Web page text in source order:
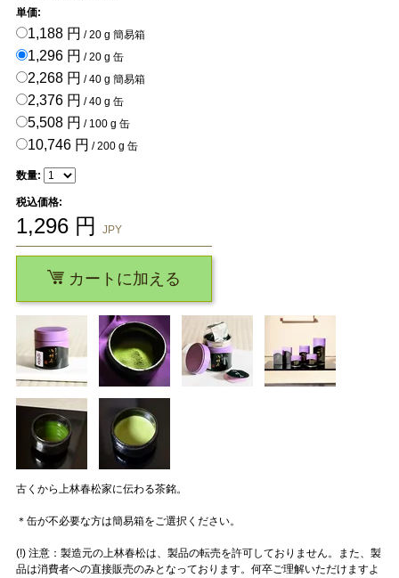
古くから上林春松家に伝わる茶銘。
＊缶が不必要な方は簡易箱をご選択ください。
(!) 注意：製造元の上林春松は、製品の転売を許可しておりません。また、製
品は消費者への直接販売のみとなっております。何卒ご理解いただけますよ
単価:
1,188 円 / 20 g 簡易箱
1,296 円 / 20 g 缶
2,268 円 / 40 g 簡易箱
2,376 円 / 40 g 缶
5,508 円 / 100 g 缶
10,746 円 / 200 g 缶
数量:
税込価格:
1,296円 JPY
カートに加える